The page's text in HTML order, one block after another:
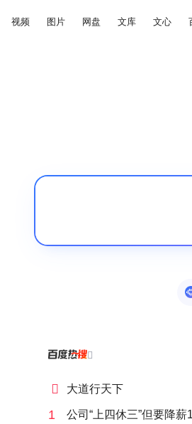
视频 图片 网盘 文库 文心

 大道行天下
1 公司“上四休三”但要降薪